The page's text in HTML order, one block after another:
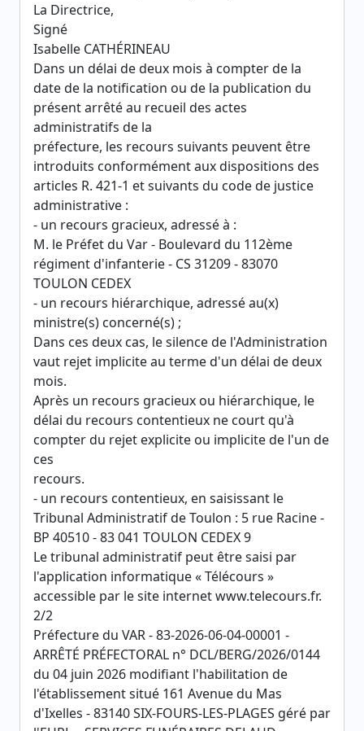
La Directrice,
Signé
Isabelle CATHÉRINEAU
Dans un délai de deux mois à compter de la
date de la notification ou de la publication du
présent arrêté au recueil des actes
administratifs de la
préfecture, les recours suivants peuvent être
introduits conformément aux dispositions des
articles R. 421-1 et suivants du code de justice
administrative :
- un recours gracieux, adressé à :
M. le Préfet du Var - Boulevard du 112ème
régiment d'infanterie - CS 31209 - 83070
TOULON CEDEX
- un recours hiérarchique, adressé au(x)
ministre(s) concerné(s) ;
Dans ces deux cas, le silence de l'Administration
vaut rejet implicite au terme d'un délai de deux
mois.
Après un recours gracieux ou hiérarchique, le
délai du recours contentieux ne court qu'à
compter du rejet explicite ou implicite de l'un de
ces
recours.
- un recours contentieux, en saisissant le
Tribunal Administratif de Toulon : 5 rue Racine -
BP 40510 - 83 041 TOULON CEDEX 9
Le tribunal administratif peut être saisi par
l'application informatique « Télécours »
accessible par le site internet www.telecours.fr.
2/2
Préfecture du VAR - 83-2026-06-04-00001 -
ARRÊTÉ PRÉFECTORAL n° DCL/BERG/2026/0144
du 04 juin 2026 modifiant l'habilitation de
l'établissement situé 161 Avenue du Mas
d'Ixelles - 83140 SIX-FOURS-LES-PLAGES géré par